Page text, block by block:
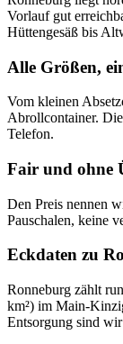
Vorlauf gut
Hüttengesäß bis
Alle Größen,
Vom kleinen
Abrollcontainer.
Telefon.
Fair und ohne
Den Preis nennen
Pauschalen, keine
Eckdaten zu
Ronneburg zählt
km²) im Main-
Entsorgung sind